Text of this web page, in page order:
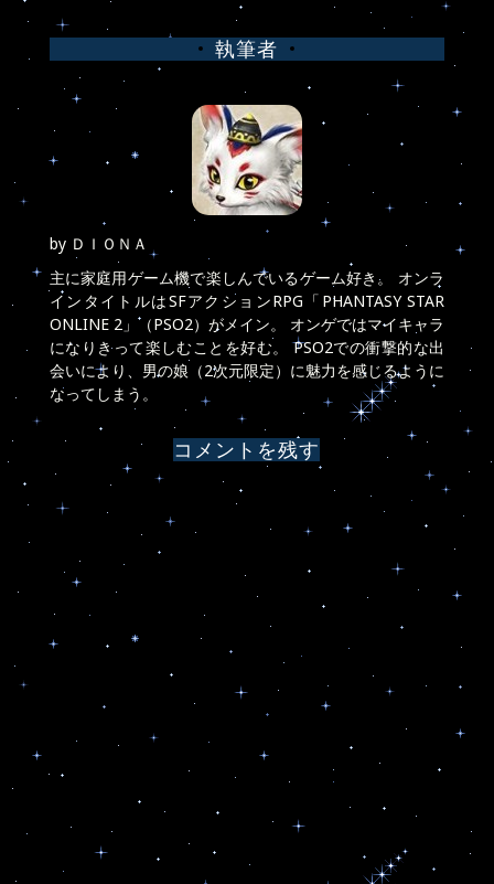
稿
ナ
ビ
ゲ
シ
ョ
ン
執筆者
by ＤＩＯＮＡ
主に家庭用ゲーム機で楽しんでいるゲーム好き。 オンラ
インタイトルはSFアクションRPG「PHANTASY STAR
ONLINE 2」（PSO2）がメイン。 オンゲではマイキャラ
になりきって楽しむことを好む。 PSO2での衝撃的な出
会いにより、男の娘（2次元限定）に魅力を感じるように
なってしまう。
コメントを残す